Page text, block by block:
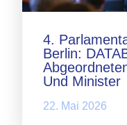
4.
Berlin:
Und Minister
22. Mai 2026